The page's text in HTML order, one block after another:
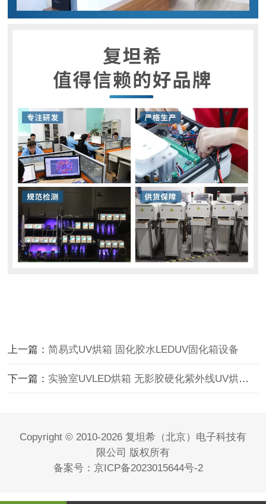
上一篇：简易式UV烘箱 固化胶水LEDUV固化箱设备
下一篇： 实验室UVLED烘箱 无影胶硬化紫外线UV烘干设备
Copyright © 2010-2026 复坦希（北京）电子科技有
限公司 版权所有
备案号： 京ICP备2023015644号-2